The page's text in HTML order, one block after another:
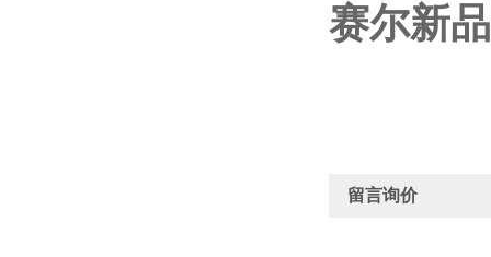
赛尔新
留言询价